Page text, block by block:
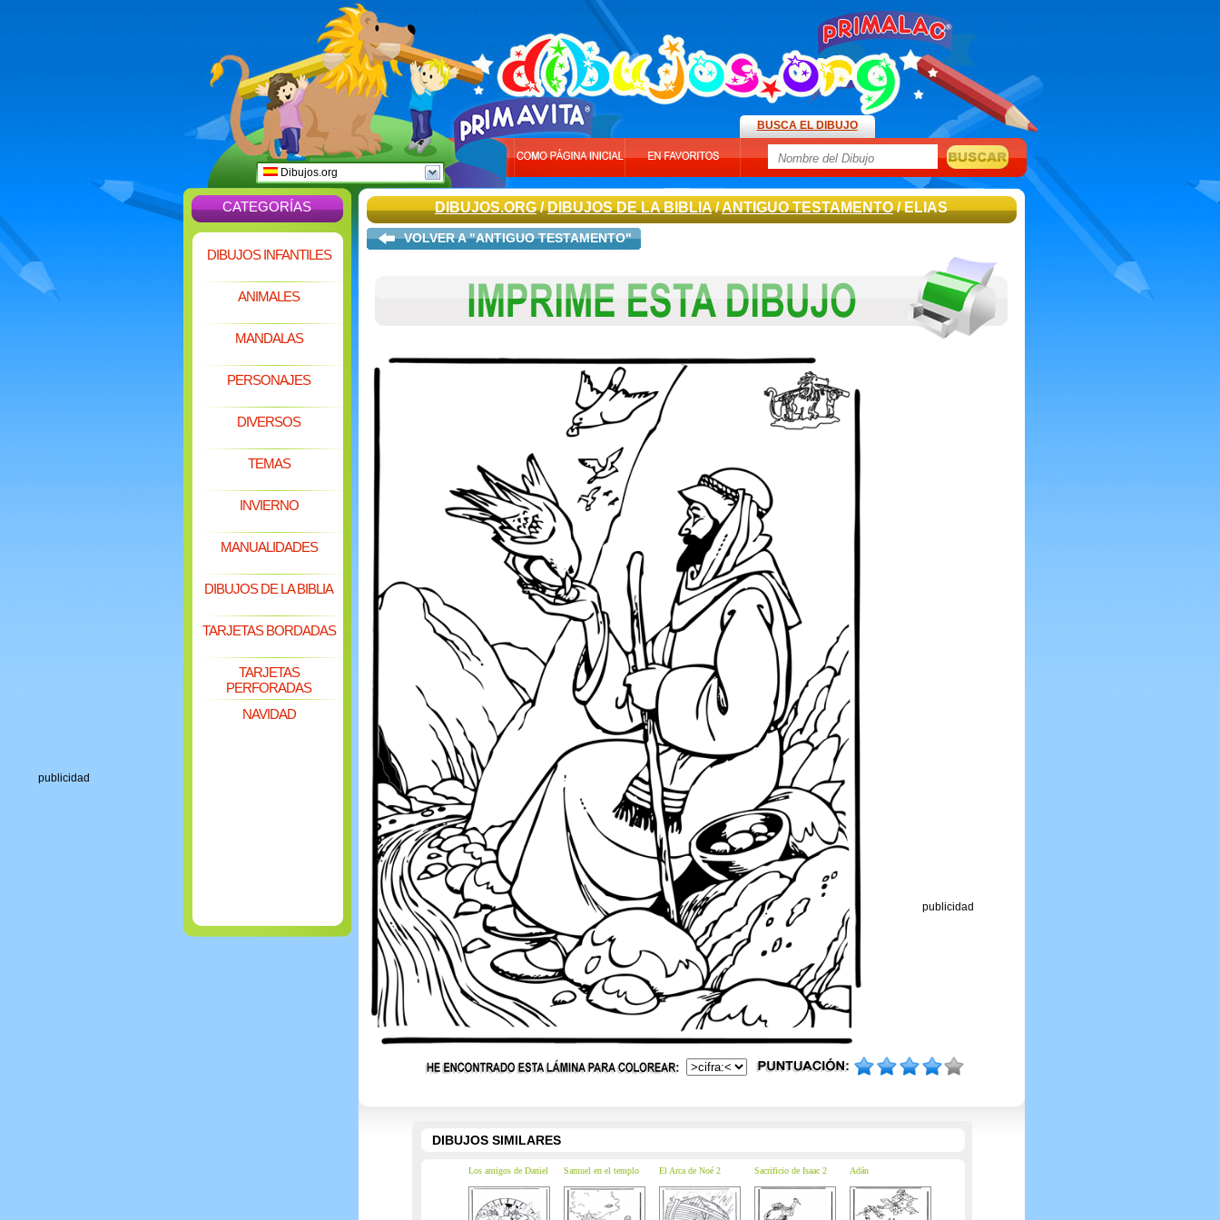
publicidad
Dibujos.org
BUSCA EL DIBUJO
CATEGORÍAS
DIBUJOS INFANTILES
ANIMALES
MANDALAS
PERSONAJES
DIVERSOS
TEMAS
INVIERNO
MANUALIDADES
DIBUJOS DE LA BIBLIA
TARJETAS BORDADAS
TARJETAS
PERFORADAS
NAVIDAD
DIBUJOS.ORG/DIBUJOS DE LA BIBLIA/ANTIGUO TESTAMENTO/ ELIAS
VOLVER A "ANTIGUO TESTAMENTO"
publicidad
DIBUJOS SIMILARES
Los amigos de Daniel Samuel en el templo El Arca de Noé 2 Sacrificio de Isaac 2 Adán